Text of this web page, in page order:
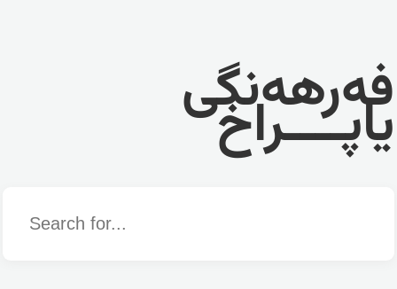
فەرهەنگی
یاپــــراخ
Word